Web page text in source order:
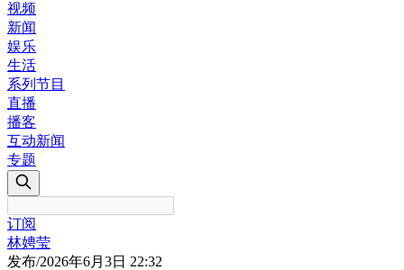
视频
新闻
娱乐
生活
系列节目
直播
播客
互动新闻
专题
订阅
林娉莹
发布/2026年6月3日 22:32